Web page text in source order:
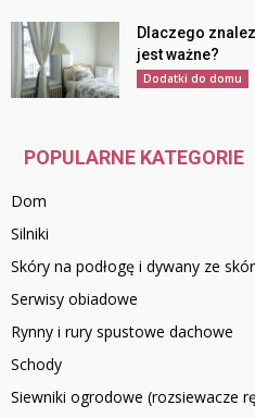
Dlaczego
jest ważne?
Dodatki do domu
POPULARNE KATEGORIE
Dom
Silniki
Skóry na podłogę i dywany ze
Serwisy obiadowe
Rynny i rury spustowe dachowe
Schody
Siewniki ogrodowe (rozsiewacze